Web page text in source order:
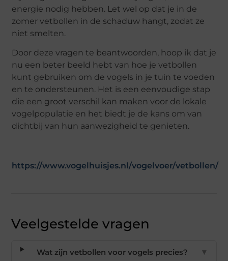
energie nodig hebben. Let wel op dat je in de
zomer vetbollen in de schaduw hangt, zodat ze
niet smelten.
Door deze vragen te beantwoorden, hoop ik dat je
nu een beter beeld hebt van hoe je vetbollen
kunt gebruiken om de vogels in je tuin te voeden
en te ondersteunen. Het is een eenvoudige stap
die een groot verschil kan maken voor de lokale
vogelpopulatie en het biedt je de kans om van
dichtbij van hun aanwezigheid te genieten.
https://www.vogelhuisjes.nl/vogelvoer/vetbollen/
Veelgestelde vragen
Wat zijn vetbollen voor vogels precies? ▼